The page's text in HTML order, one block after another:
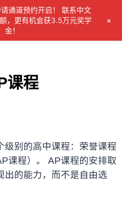
课程
级别的高中课程：荣誉课程
课程）。 AP课程的安排取
出的能力，而不是自由选
通道预约开启！ 联系中文
，更有机会获3.5万元奖学
金！
+